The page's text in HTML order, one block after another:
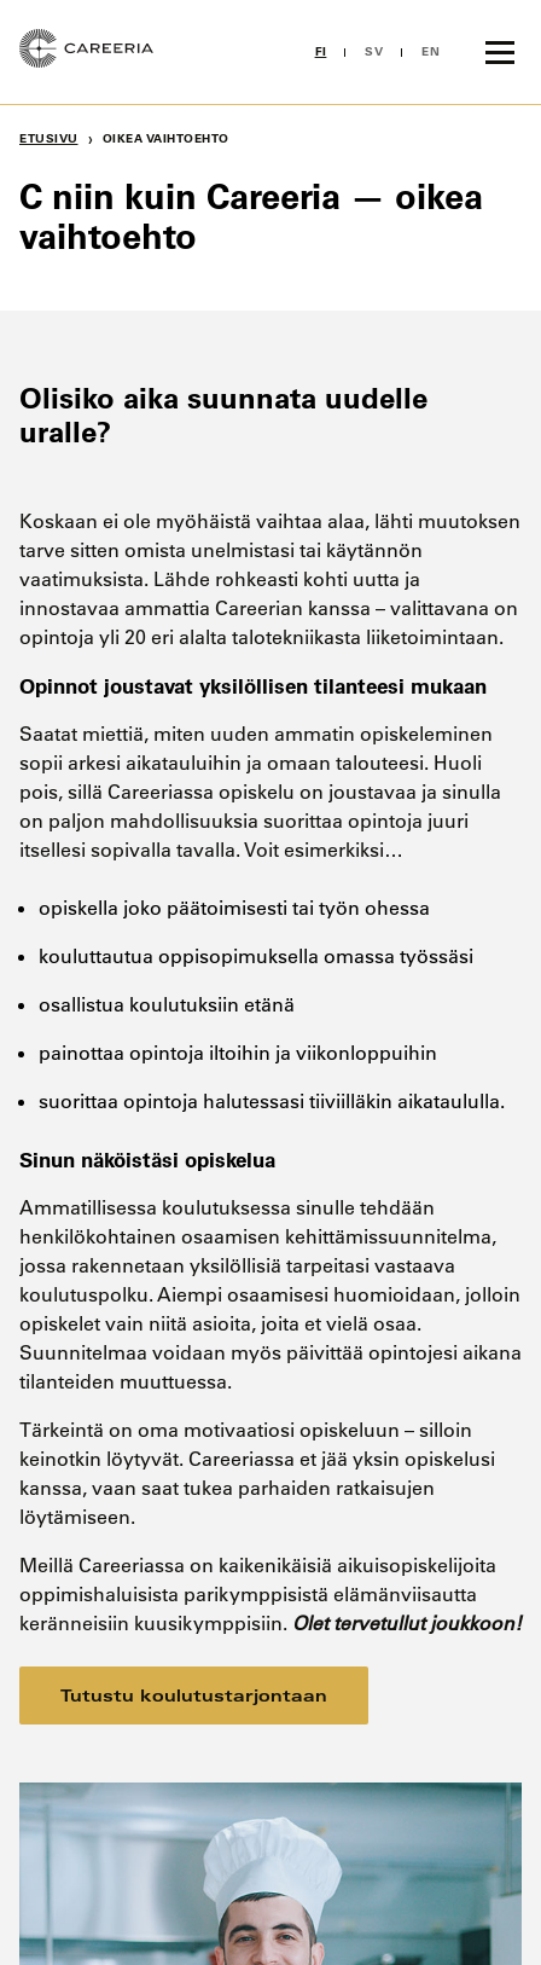
sisältöön
FI SV EN
ETUSIVU › OIKEA VAIHTOEHTO
C niin kuin Careeria — oikea
vaihtoehto
Olisiko aika suunnata uudelle
uralle?
Koskaan ei ole myöhäistä vaihtaa alaa, lähti muutoksen
tarve sitten omista unelmistasi tai käytännön
vaatimuksista. Lähde rohkeasti kohti uutta ja
innostavaa ammattia Careerian kanssa – valittavana on
opintoja yli 20 eri alalta talotekniikasta liiketoimintaan.
Opinnot joustavat yksilöllisen tilanteesi mukaan
Saatat miettiä, miten uuden ammatin opiskeleminen
sopii arkesi aikatauluihin ja omaan talouteesi. Huoli
pois, sillä Careeriassa opiskelu on joustavaa ja sinulla
on paljon mahdollisuuksia suorittaa opintoja juuri
itsellesi sopivalla tavalla. Voit esimerkiksi…
opiskella joko päätoimisesti tai työn ohessa
kouluttautua oppisopimuksella omassa työssäsi
osallistua koulutuksiin etänä
painottaa opintoja iltoihin ja viikonloppuihin
suorittaa opintoja halutessasi tiiviilläkin aikataululla.
Sinun näköistäsi opiskelua
Ammatillisessa koulutuksessa sinulle tehdään
henkilökohtainen osaamisen kehittämissuunnitelma,
jossa rakennetaan yksilöllisiä tarpeitasi vastaava
koulutuspolku. Aiempi osaamisesi huomioidaan, jolloin
opiskelet vain niitä asioita, joita et vielä osaa.
Suunnitelmaa voidaan myös päivittää opintojesi aikana
tilanteiden muuttuessa.
Tärkeintä on oma motivaatiosi opiskeluun – silloin
keinotkin löytyvät. Careeriassa et jää yksin opiskelusi
kanssa, vaan saat tukea parhaiden ratkaisujen
löytämiseen.
Meillä Careeriassa on kaikenikäisiä aikuisopiskelijoita
oppimishaluisista parikymppisistä elämänviisautta
keränneisiin kuusikymppisiin. Olet tervetullut joukkoon!
Tutustu koulutustarjontaan